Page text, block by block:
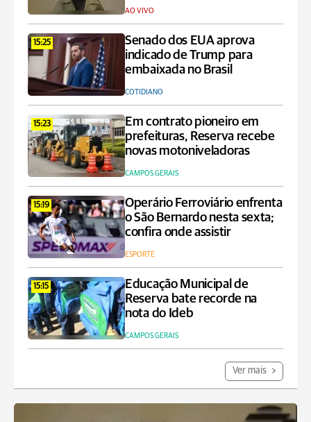
AO VIVO
15:25
Senado dos EUA aprova
indicado de Trump para
embaixada no Brasil
COTIDIANO
15:23
Em contrato pioneiro em
prefeituras, Reserva recebe
novas motoniveladoras
CAMPOS GERAIS
15:19
Operário Ferroviário enfrenta
o São Bernardo nesta sexta;
confira onde assistir
ESPORTE
15:15
Educação Municipal de
Reserva bate recorde na
nota do Ideb
CAMPOS GERAIS
Ver mais